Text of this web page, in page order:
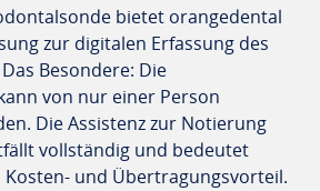
bietet orangedental
zur digitalen Erfassung des
Besondere: Die
von nur einer Person
Die Assistenz zur Notierung
vollständig und bedeutet
Kosten- und Übertragungsvorteil.